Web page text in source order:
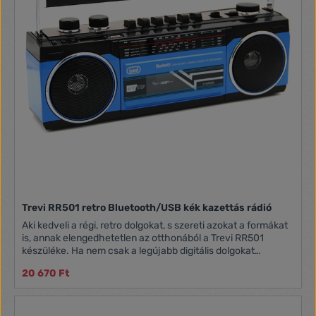
Világvevő rádió FM/AM/SW sávok Manuális hangolás
Hordozható elemes rádió Beépített hangszóró 3,5mm-es
jack csatlakozó Fekete színű 2 db AA elemmel működik. Az
elem nem tartozék. Méretek: 120 x 32.6 x 77 mm
Trevi RR501 retro Bluetooth/USB kék kazettás rádió
Aki kedveli a régi, retro dolgokat, s szereti azokat a formákat
is, annak elengedhetetlen az otthonából a Trevi RR501
készüléke. Ha nem csak a legújabb digitális dolgokat
kapcsolat, hanem szeretnénk régi kazettáinkról is
meghallgatni kedvenc zenéinket, akkor ez a készülék lesz a
20 670 Ft